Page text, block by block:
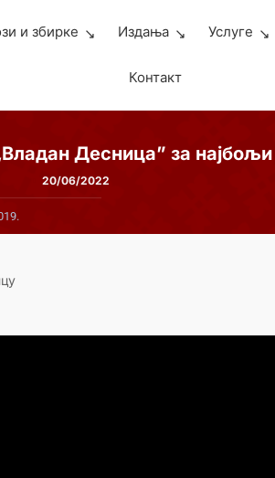
и збирке Издања Услуге
Контакт
Десница” за
20/06/2022